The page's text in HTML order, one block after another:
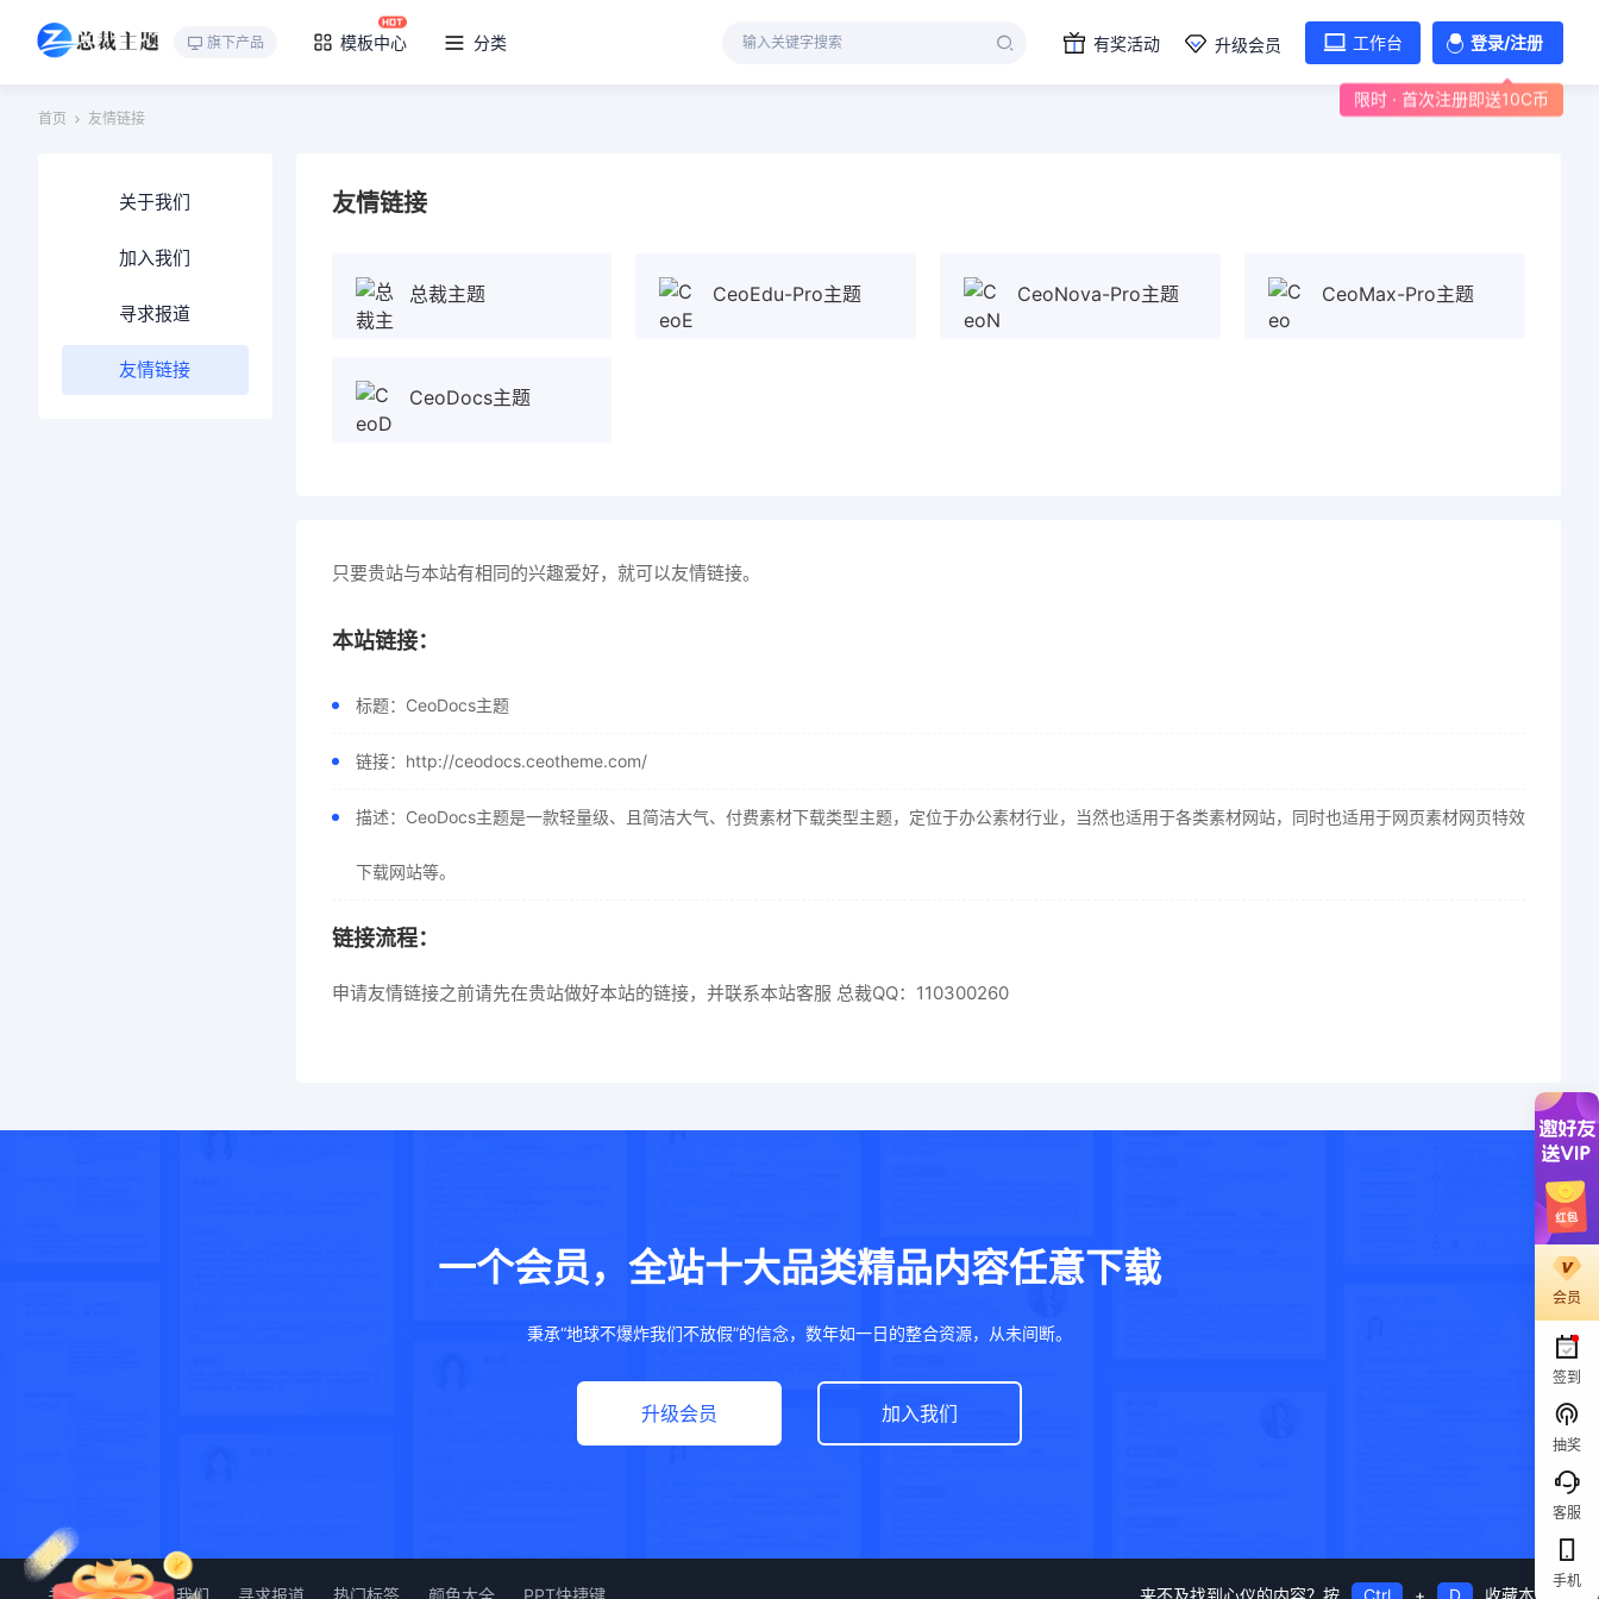
旗下产品 模板中心 分类 有奖活动 升级会员 工作台 登录/注册
限时 · 首次注册即送10C币
首页 友情链接
关于我们
加入我们
寻求报道
友情链接
友情链接
总裁主题 CeoEdu-Pro主题 CeoNova-Pro主题 CeoMax-Pro主题
CeoDocs主题
只要贵站与本站有相同的兴趣爱好，就可以友情链接。
本站链接：
标题：CeoDocs主题
链接：http://ceodocs.ceotheme.com/
描述：CeoDocs主题是一款轻量级、且简洁大气、付费素材下载类型主题，定位于办公素材行业，当然也适用于各类素材网站，同时也适用于网页素材网页特效
下载网站等。
链接流程：
申请友情链接之前请先在贵站做好本站的链接，并联系本站客服 总裁QQ：110300260
一个会员，全站十大品类精品内容任意下载
秉承“地球不爆炸我们不放假”的信念，数年如一日的整合资源，从未间断。
升级会员 加入我们
关于我们 加入我们 寻求报道 热门标签 颜色大全 PPT快捷键 来不及找到心仪的内容？按 Ctrl + D 收藏本站
会员
签到
抽奖
客服
手机